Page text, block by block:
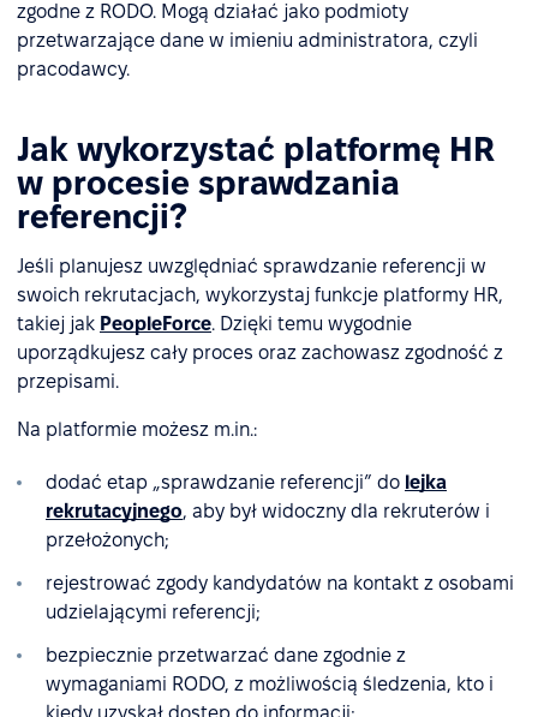
zgodne z RODO. Mogą działać jako podmioty
przetwarzające dane w imieniu administratora, czyli
pracodawcy.
Jak wykorzystać platformę HR
w procesie sprawdzania
referencji?
Jeśli planujesz uwzględniać sprawdzanie referencji w
swoich rekrutacjach, wykorzystaj funkcje platformy HR,
takiej jak PeopleForce. Dzięki temu wygodnie
uporządkujesz cały proces oraz zachowasz zgodność z
przepisami.
Na platformie możesz m.in.:
dodać etap „sprawdzanie referencji” do lejka
rekrutacyjnego, aby był widoczny dla rekruterów i
przełożonych;
rejestrować zgody kandydatów na kontakt z osobami
udzielającymi referencji;
bezpiecznie przetwarzać dane zgodnie z
wymaganiami RODO, z możliwością śledzenia, kto i
kiedy uzyskał dostęp do informacji;